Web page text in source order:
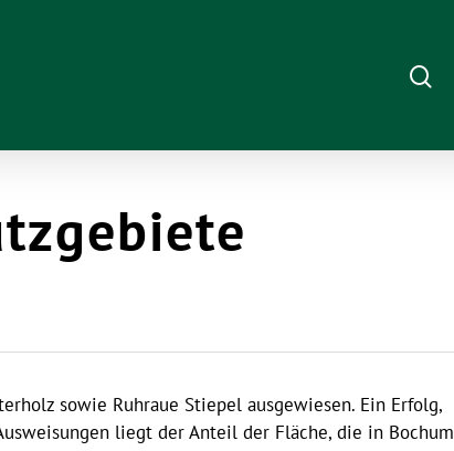
sowie Ruhraue Stiepel ausgewiesen. Ein Erfolg,
liegt der Anteil der Fläche, die in Bochum